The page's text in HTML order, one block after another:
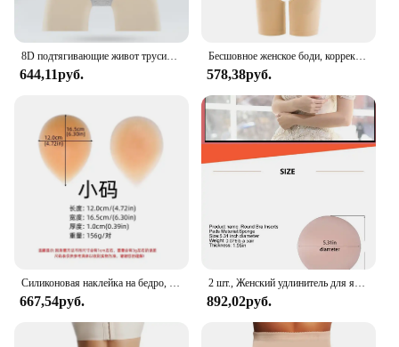
8D подтягивающие живот трусики формирование бедер подтягивающий корсет нижнее белье для женщин с высокой талией абдоминальные бедра подтягивающий корсет
644,11руб.
Бесшовное женское боди, корректирующее белье для подтяжки ягодиц, тренажер для талии, формирователь тела, корректирующее белье с ремешками на спине, корректирующее нижнее белье, корсет
578,38руб.
Силиконовая наклейка на бедро, накладная накладка на бедро, немаркирующая имитация бедра, самоклеящаяся для улучшения депрессии с обеих сторон
667,54руб.
2 шт., Женский удлинитель для ягодиц и бедер
892,02руб.